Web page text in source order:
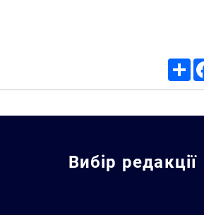
Вибір редакції